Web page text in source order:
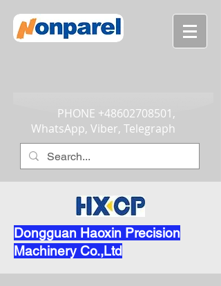
PHONE +48602708501,
WhatsApp, Viber, Telegraph
Dongguan Haoxin Precision
Machinery Co.,Ltd